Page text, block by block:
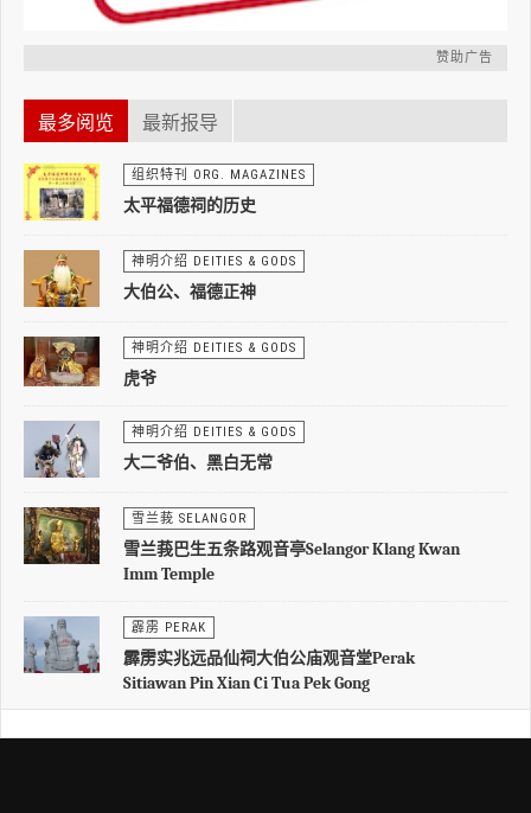
赞助广告
最多阅览 最新报导
组织特刊 ORG. MAGAZINES
太平福德祠的历史
神明介绍 DEITIES & GODS
大伯公、福德正神
神明介绍 DEITIES & GODS
虎爷
神明介绍 DEITIES & GODS
大二爷伯、黑白无常
雪兰莪 SELANGOR
雪兰莪巴生五条路观音亭Selangor Klang Kwan
Imm Temple
霹雳 PERAK
霹雳实兆远品仙祠大伯公庙观音堂Perak
Sitiawan Pin Xian Ci Tua Pek Gong